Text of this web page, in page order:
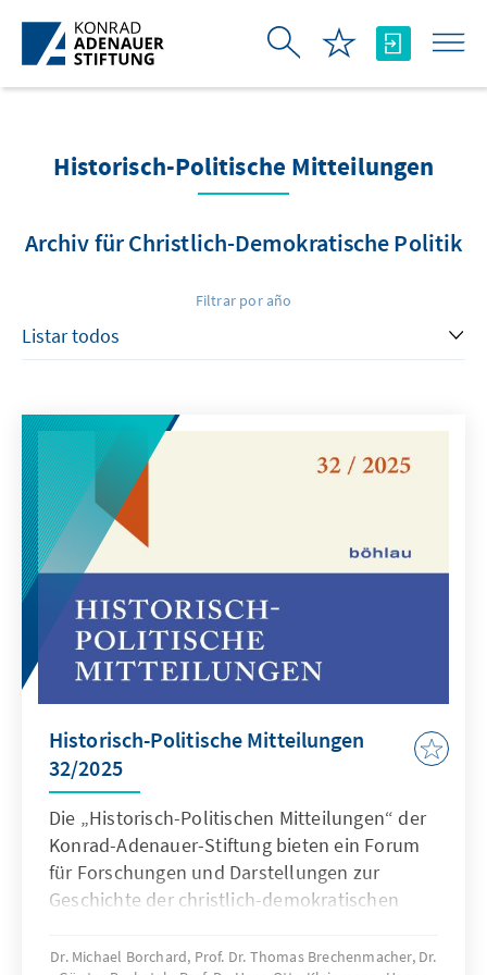
Saltar al contenido principal
Historisch-Politische Mitteilungen
Archiv für Christlich-Demokratische Politik
Filtrar por año
Historisch-Politische Mitteilungen
32/2025
Die „Historisch-Politischen Mitteilungen“ der
Konrad-Adenauer-Stiftung bieten ein Forum
für Forschungen und Darstellungen zur
Geschichte der christlich-demokratischen
Vorgeschichte im Kontext der geistigen,
Dr. Michael Borchard, Prof. Dr. Thomas Brechenmacher, Dr.